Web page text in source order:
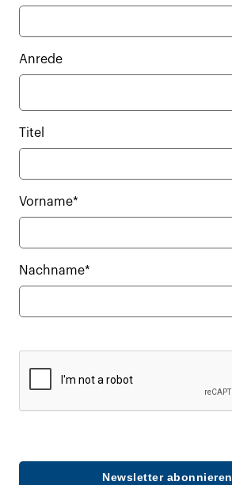
Anrede
Titel
Vorname*
Nachname*
Newsletter abonnieren